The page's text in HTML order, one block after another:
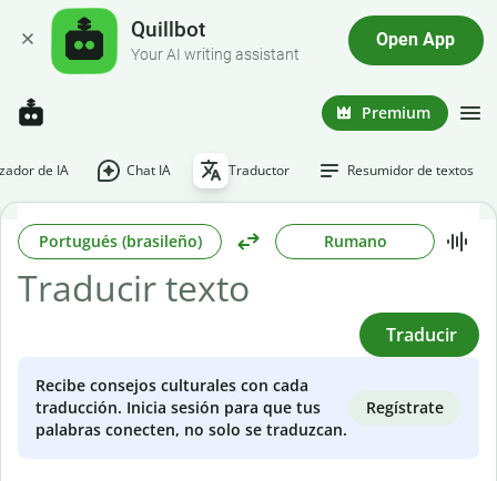
Quillbot
Your AI writing assistant
Open App
Premium
de IA Chat IA Traductor Resumidor de textos
Portugués (brasileño) Rumano
Traducir
Recibe consejos culturales con cada
traducción. Inicia sesión para que tus
palabras conecten, no solo se traduzcan.
Regístrate